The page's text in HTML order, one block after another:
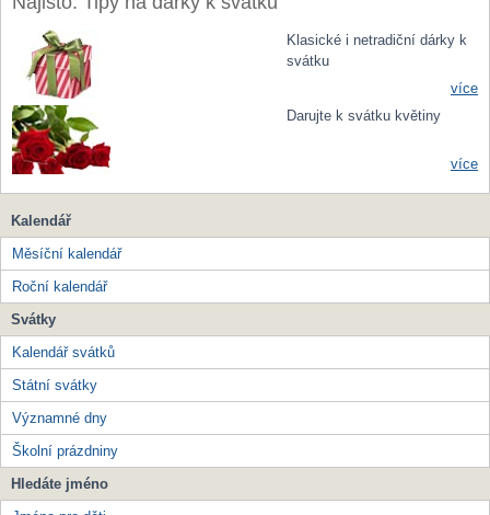
Klasické i netradiční dárky k
svátku
více
Darujte k svátku květiny
více
Kalendář
Měsíční kalendář
Roční kalendář
Svátky
Kalendář svátků
Státní svátky
Významné dny
Školní prázdniny
Hledáte jméno